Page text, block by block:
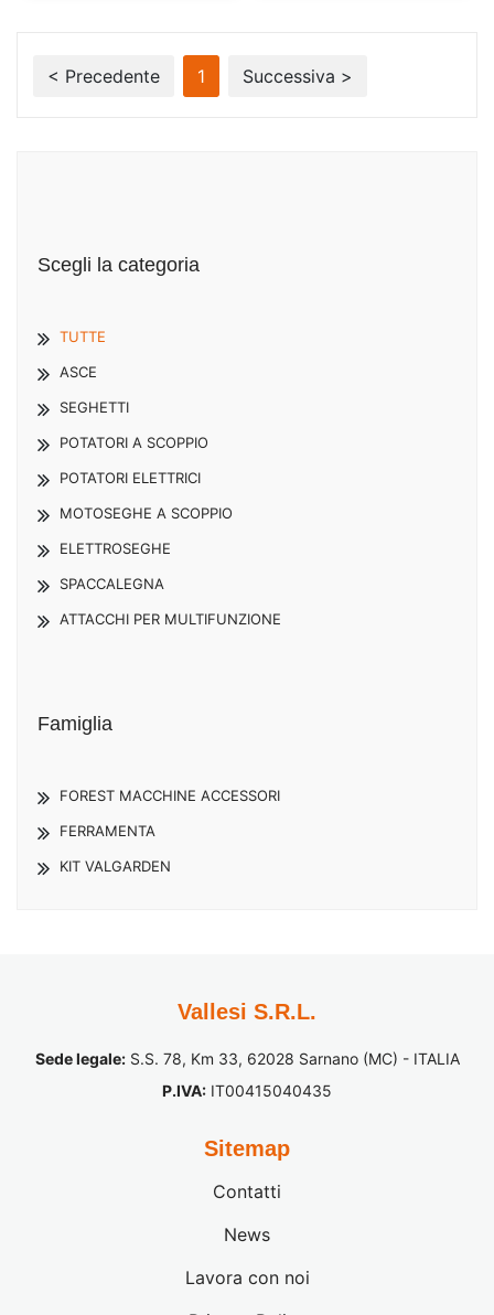
< Precedente 1 Successiva >
Scegli la categoria
TUTTE
ASCE
SEGHETTI
POTATORI A SCOPPIO
POTATORI ELETTRICI
MOTOSEGHE A SCOPPIO
ELETTROSEGHE
SPACCALEGNA
ATTACCHI PER MULTIFUNZIONE
Famiglia
FOREST MACCHINE ACCESSORI
FERRAMENTA
KIT VALGARDEN
Vallesi S.R.L.
Sede legale:S.S. 78, Km 33, 62028 Sarnano (MC) - ITALIA
P.IVA: IT00415040435
Sitemap
Contatti
News
Lavora con noi